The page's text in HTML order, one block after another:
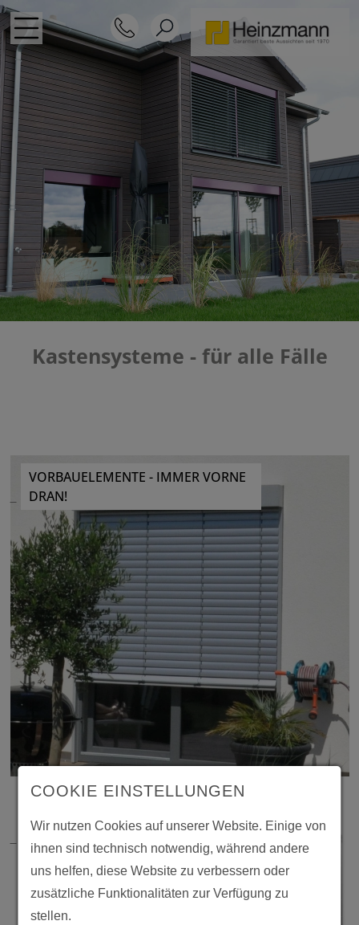
Kasten­sys­teme - für alle Fälle
VORBAUELEMENTE - IMMER VORNE
DRAN!
AUFSATZELEMENTE - STETS OBEN
COOKIE EINSTEL­LUNGEN
Wir nutzen Cookies auf unserer Website. Einige von
ihnen sind tech­nisch notwendig, während andere
uns helfen, diese Website zu verbes­sern oder
zusätz­liche Funk­tio­na­li­täten zur Verfü­gung zu
stellen.